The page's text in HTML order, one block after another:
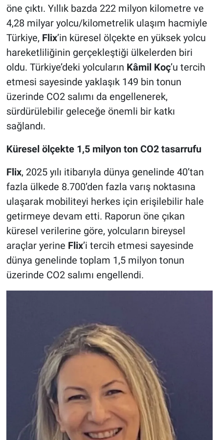
öne çıktı. Yıllık bazda 222 milyon kilometre ve
4,28 milyar yolcu/kilometrelik ulaşım hacmiyle
Türkiye, Flix’in küresel ölçekte en yüksek yolcu
hareketliliğinin gerçekleştiği ülkelerden biri
oldu. Türkiye’deki yolcuların Kâmil Koç’u tercih
etmesi sayesinde yaklaşık 149 bin tonun
üzerinde CO2 salımı da engellenerek,
sürdürülebilir geleceğe önemli bir katkı
sağlandı.
Küresel ölçekte 1,5 milyon ton CO2 tasarrufu
Flix, 2025 yılı itibarıyla dünya genelinde 40’tan
fazla ülkede 8.700’den fazla varış noktasına
ulaşarak mobiliteyi herkes için erişilebilir hale
getirmeye devam etti. Raporun öne çıkan
küresel verilerine göre, yolcuların bireysel
araçlar yerine Flix’i tercih etmesi sayesinde
dünya genelinde toplam 1,5 milyon tonun
üzerinde CO2 salımı engellendi.